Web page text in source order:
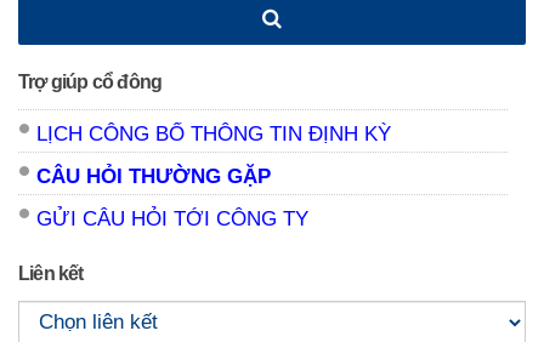
Trợ giúp cổ đông
LỊCH CÔNG BỐ THÔNG TIN ĐỊNH KỲ
CÂU HỎI THƯỜNG GẶP
GỬI CÂU HỎI TỚI CÔNG TY
Liên kết